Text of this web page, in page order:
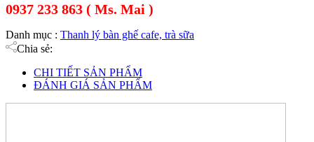
0937 233 863 ( Ms. Mai )
Danh mục : Thanh lý bàn ghế cafe, trà sữa
Chia sẻ:
CHI TIẾT SẢN PHẨM
ĐÁNH GIÁ SẢN PHẨM